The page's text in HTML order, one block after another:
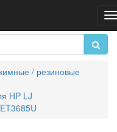
/ резиновые
HP LJ